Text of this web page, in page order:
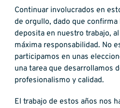
Continuar involucrados en
de orgullo, dado que confirma
deposita en nuestro trabajo,
máxima responsabilidad. No
participamos en unas
una tarea que desarrollamos
profesionalismo y calidad.
El trabajo de estos años nos